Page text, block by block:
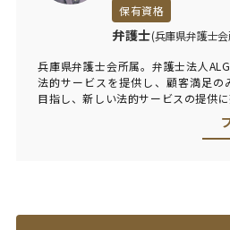
保有資格
弁護士(兵庫県弁護士
兵庫県弁護士会所属。弁護士法人
法的サービスを提供し、顧客満足の
目指し、新しい法的サービスの提供に